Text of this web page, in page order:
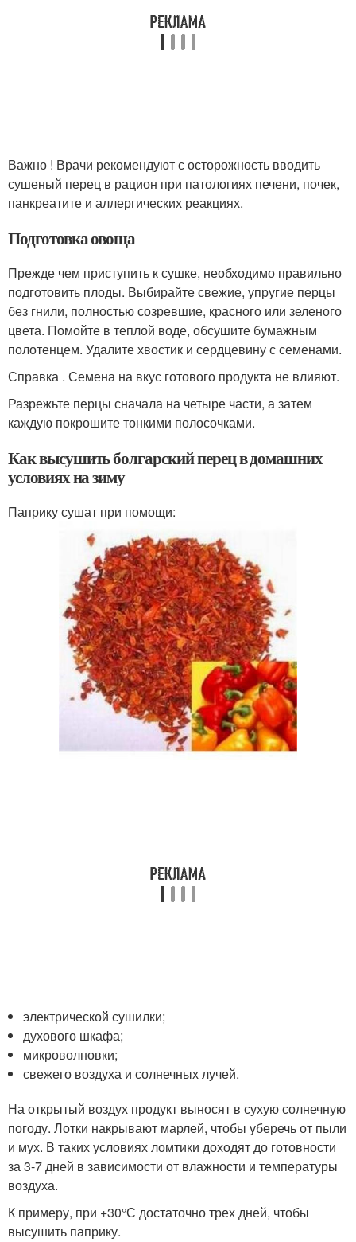
Важно ! Врачи рекомендуют с осторожность вводить
сушеный перец в рацион при патологиях печени, почек,
панкреатите и аллергических реакциях.
Подготовка овоща
Прежде чем приступить к сушке, необходимо правильно
подготовить плоды. Выбирайте свежие, упругие перцы
без гнили, полностью созревшие, красного или зеленого
цвета. Помойте в теплой воде, обсушите бумажным
полотенцем. Удалите хвостик и сердцевину с семенами.
Справка . Семена на вкус готового продукта не влияют.
Разрежьте перцы сначала на четыре части, а затем
каждую покрошите тонкими полосочками.
Как высушить болгарский перец в домашних
условиях на зиму
Паприку сушат при помощи:
электрической сушилки;
духового шкафа;
микроволновки;
свежего воздуха и солнечных лучей.
На открытый воздух продукт выносят в сухую солнечную
погоду. Лотки накрывают марлей, чтобы уберечь от пыли
и мух. В таких условиях ломтики доходят до готовности
за 3-7 дней в зависимости от влажности и температуры
воздуха.
К примеру, при +30°С достаточно трех дней, чтобы
высушить паприку.